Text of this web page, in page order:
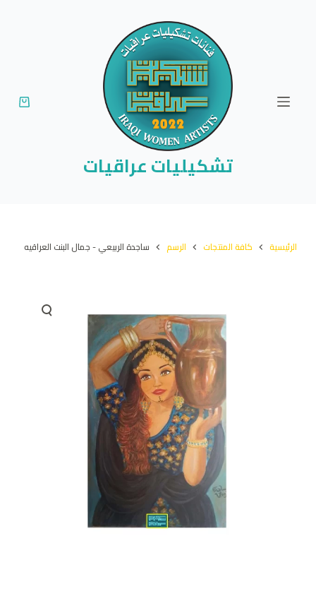
تشكيليات عراقيات
الرئيسية كافة المنتجات الرسم ساجدة الربيعي - جمال البنت العراقيه